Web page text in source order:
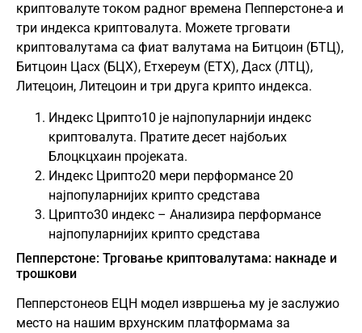
криптовалуте током радног времена Пепперстоне-а и
три индекса криптовалута. Можете трговати
криптовалутама са фиат валутама на Битцоин (БТЦ),
Битцоин Цасх (БЦХ), Етхереум (ЕТХ), Дасх (ЛТЦ),
Литецоин, Литецоин и три друга крипто индекса.
Индекс Црипто10 је најпопуларнији индекс
криптовалута. Пратите десет најбољих
Блоцкцхаин пројеката.
Индекс Црипто20 мери перформансе 20
најпопуларнијих крипто средстава
Црипто30 индекс – Анализира перформансе
најпопуларнијих крипто средстава
Пепперстоне: Трговање криптовалутама: накнаде и
трошкови
Пепперстонеов ЕЦН модел извршења му је заслужио
место на нашим врхунским платформама за